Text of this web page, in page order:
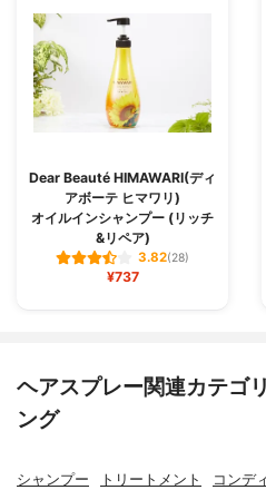
Dear Beauté HIMAWARI(ディ
アボーテ ヒマワリ)
オイルインシャンプー (リッチ
&リペア)
3.82(28)
¥737
ヘアスプレー関連カテゴ
ング
シャンプー トリートメント コンデ